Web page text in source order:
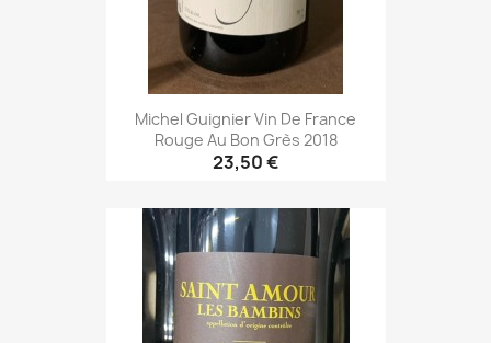
Michel Guignier Vin De France
Rouge Au Bon Grès 2018
23,50 €